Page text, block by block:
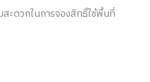
ะดวกในการจองสิทธิ์ใช้พื้นที่